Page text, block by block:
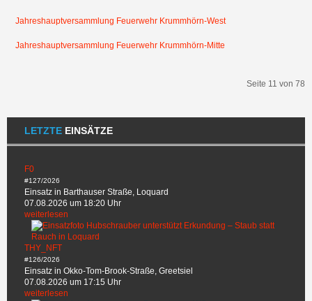
Jahreshauptversammlung Feuerwehr Krummhörn-West
Jahreshauptversammlung Feuerwehr Krummhörn-Mitte
Seite 11 von 78
LETZTE EINSÄTZE
F0
#127/2026
Einsatz in Barthauser Straße, Loquard
07.08.2026 um 18:20 Uhr
weiterlesen
THY_NFT
#126/2026
Einsatz in Okko-Tom-Brook-Straße, Greetsiel
07.08.2026 um 17:15 Uhr
weiterlesen